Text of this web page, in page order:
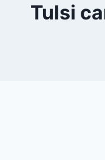
Tulsi